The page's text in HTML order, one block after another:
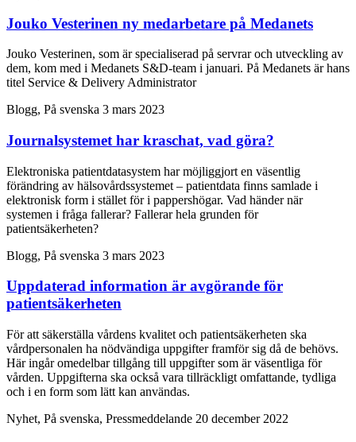
Jouko Vesterinen ny medarbetare på Medanets
Jouko Vesterinen, som är specialiserad på servrar och utveckling av
dem, kom med i Medanets S&D-team i januari. På Medanets är hans
titel Service & Delivery Administrator
Blogg, På svenska 3 mars 2023
Journalsystemet har kraschat, vad göra?
Elektroniska patientdatasystem har möjliggjort en väsentlig
förändring av hälsovårdssystemet – patientdata finns samlade i
elektronisk form i stället för i pappershögar. Vad händer när
systemen i fråga fallerar? Fallerar hela grunden för
patientsäkerheten?
Blogg, På svenska 3 mars 2023
Uppdaterad information är avgörande för
patientsäkerheten
För att säkerställa vårdens kvalitet och patientsäkerheten ska
vårdpersonalen ha nödvändiga uppgifter framför sig då de behövs.
Här ingår omedelbar tillgång till uppgifter som är väsentliga för
vården. Uppgifterna ska också vara tillräckligt omfattande, tydliga
och i en form som lätt kan användas.
Nyhet, På svenska, Pressmeddelande 20 december 2022